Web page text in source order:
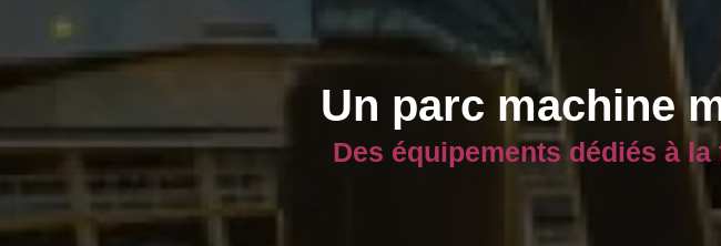
Un parc machine
Des équipements dédiés à